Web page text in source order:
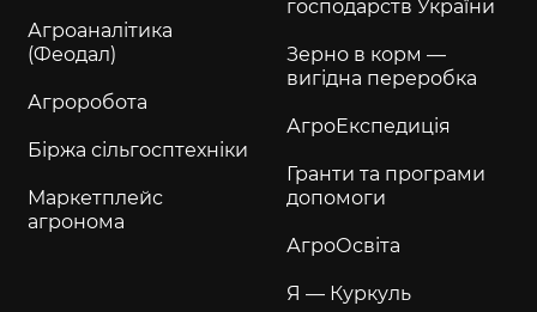
Агроаналітика
(Феодал)
Агроробота
Біржа сільгосптехніки
Маркетплейс
агронома
господарств України
Зерно в корм —
вигідна переробка
АгроЕкспедиція
Гранти та програми
допомоги
АгроОсвіта
Я — Куркуль